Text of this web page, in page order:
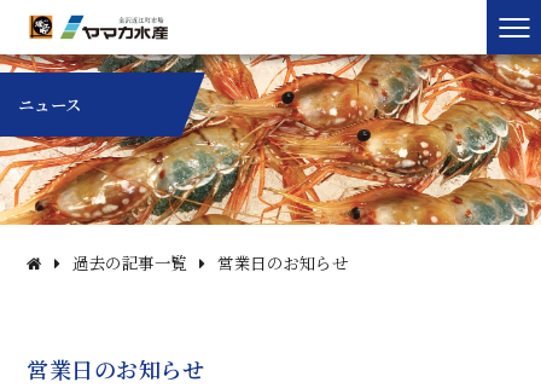
ニュース
過去の記事一覧 営業日のお知らせ
営業日のお知らせ